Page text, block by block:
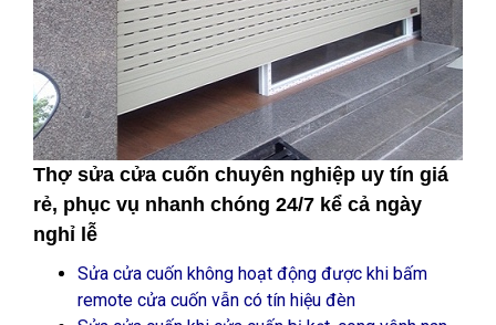
Thợ sửa cửa cuốn chuyên nghiệp uy tín giá
rẻ, phục vụ nhanh chóng 24/7 kể cả ngày
nghỉ lễ
Sửa cửa cuốn không hoạt động được khi bấm
remote cửa cuốn vẫn có tín hiệu đèn